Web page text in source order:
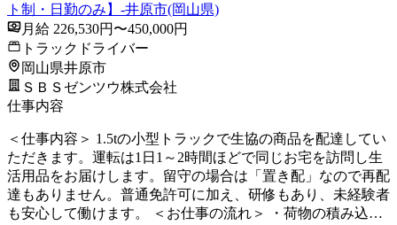
ト制・日勤のみ】-井原市(岡山県)
月給 226,530円〜450,000円
トラックドライバー
岡山県井原市
ＳＢＳゼンツウ株式会社
仕事内容
＜仕事内容＞ 1.5tの小型トラックで生協の商品を配達してい
ただきます。運転は1日1～2時間ほどで同じお宅を訪問し生
活用品をお届けします。留守の場合は「置き配」なので再配
達もありません。普通免許可に加え、研修もあり、未経験者
も安心して働けます。 ＜お仕事の流れ＞ ・荷物の積み込…